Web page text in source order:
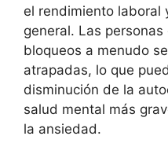
el rendimiento laboral
general. Las
bloqueos a menudo
atrapadas, lo que
disminución de la
salud mental más
la ansiedad.